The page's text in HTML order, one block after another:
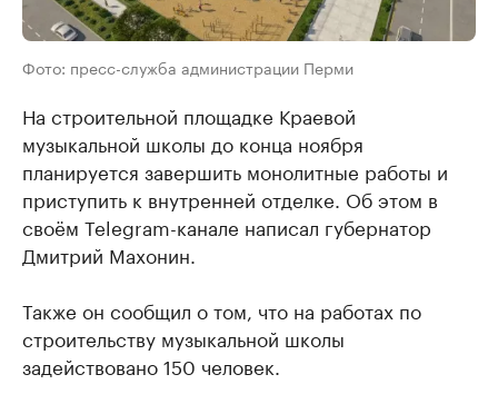
Фото: пресс-служба администрации Перми
На строительной площадке Краевой
музыкальной школы до конца ноября
планируется завершить монолитные работы и
приступить к внутренней отделке. Об этом в
своём Telegram-канале написал губернатор
Дмитрий Махонин.
Также он сообщил о том, что на работах по
строительству музыкальной школы
задействовано 150 человек.